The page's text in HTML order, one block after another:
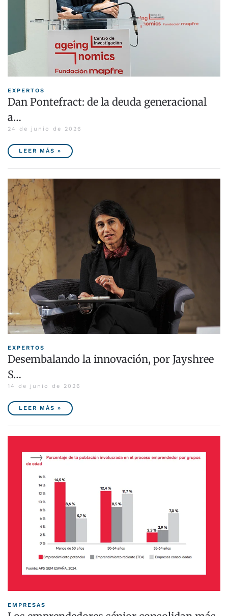
EXPERTOS
Dan Pontefract: de la deuda generacional
a…
24 de junio de 2026
LEER MÁS »
EXPERTOS
Desembalando la innovación, por Jayshree
S…
14 de junio de 2026
LEER MÁS »
EMPRESAS